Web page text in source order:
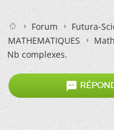
Forum
Futura-
MATHEMATIQUES
Nb complexes.
